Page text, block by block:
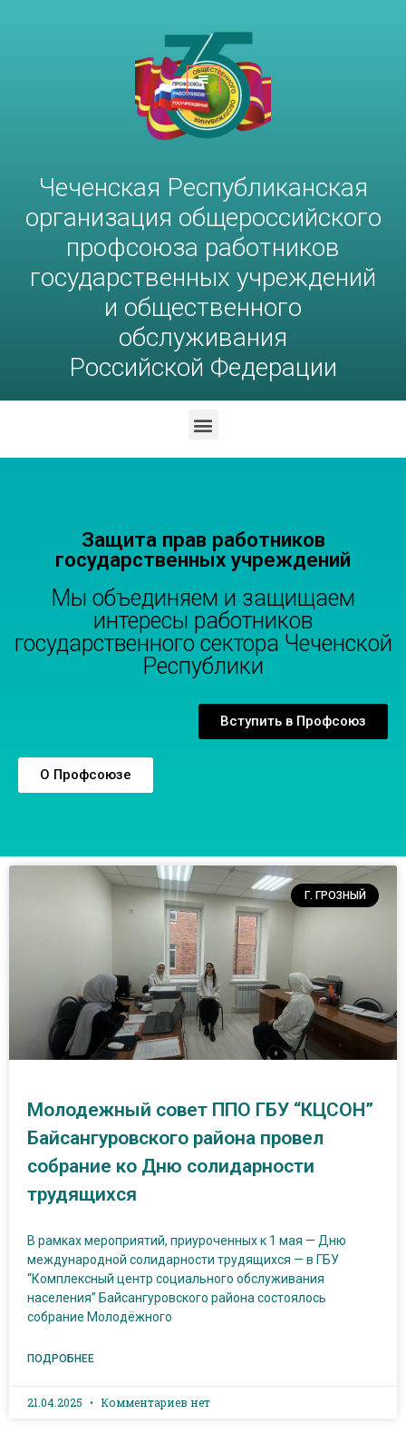
Чеченская Республиканская
организация общероссийского
профсоюза работников
госучреждений и общественного
Чеченская Республиканская
организация общероссийского
профсоюза работников
государственных учреждений
и общественного
обслуживания
Российской Федерации
Защита прав работников
государственных учреждений
Мы объединяем и защищаем
интересы работников
государственного сектора Чеченской
Республики
Вступить в Профсоюз
О Профсоюзе
Г. ГРОЗНЫЙ
Молодежный совет ППО ГБУ “КЦСОН”
Байсангуровского района провел
собрание ко Дню солидарности
трудящихся
В рамках мероприятий, приуроченных к 1 мая — Дню
международной солидарности трудящихся — в ГБУ
“Комплексный центр социального обслуживания
населения” Байсангуровского района состоялось
собрание Молодёжного
ПОДРОБНЕЕ
21.04.2025 Комментариев нет